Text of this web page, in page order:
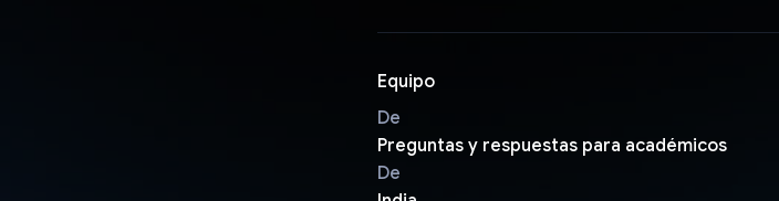
Equipo
De
Preguntas y respuestas para académicos
De